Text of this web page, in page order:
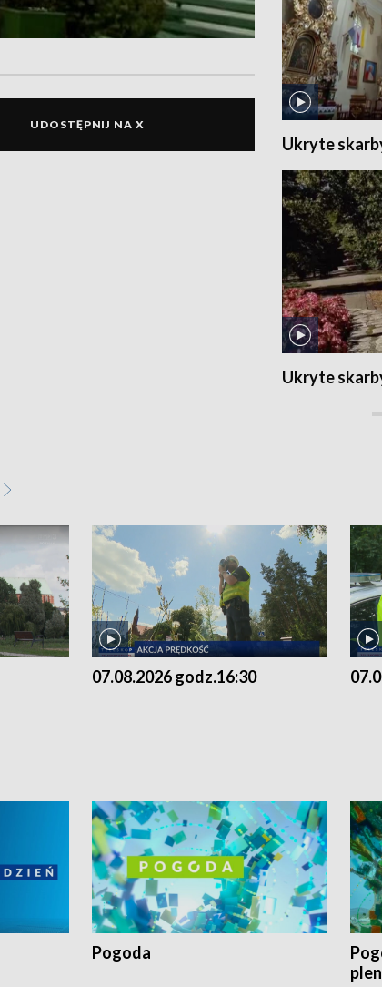
UDOSTĘPNIJ NA X
Ukryte
Ukryte
07.08.2026 godz.16:30
Pogoda